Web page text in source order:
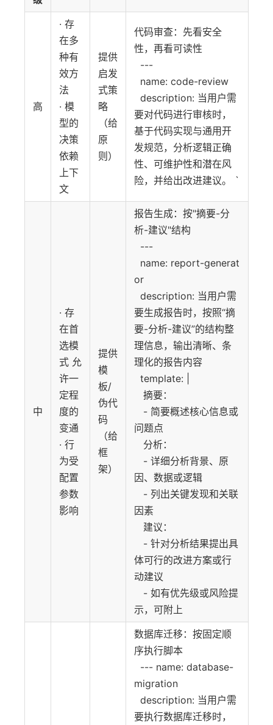
高
· 存
在多
种有
效方
法
· 模
型的
决策
依赖
上下
文
提供
启发
式策
略
（给
原
则）
代码审查：先看安全
性，再看可读性
---
name: code-review
description: 当用户需
要对代码进行审核时，
基于代码实现与通用开
发规范，分析逻辑正确
性、可维护性和潜在风
险，并给出改进建议。 `
中
· 存
在首
选模
式 允
许一
定程
度的
变通
· 行
为受
配置
参数
影响
提供
模
板/
伪代
码
（给
框
架）
报告生成：按"摘要-分
析-建议"结构
---
name: report-generat
or
description: 当用户需
要生成报告时，按照“摘
要-分析-建议”的结构整
理信息，输出清晰、条
理化的报告内容
template: |
摘要：
- 简要概述核心信息或
问题点
分析：
- 详细分析背景、原
因、数据或逻辑
- 列出关键发现和关联
因素
建议：
- 针对分析结果提出具
体可行的改进方案或行
动建议
- 如有优先级或风险提
示，可附上
数据库迁移：按固定顺
序执行脚本
--- name: database-
migration
description: 当用户需
要执行数据库迁移时，